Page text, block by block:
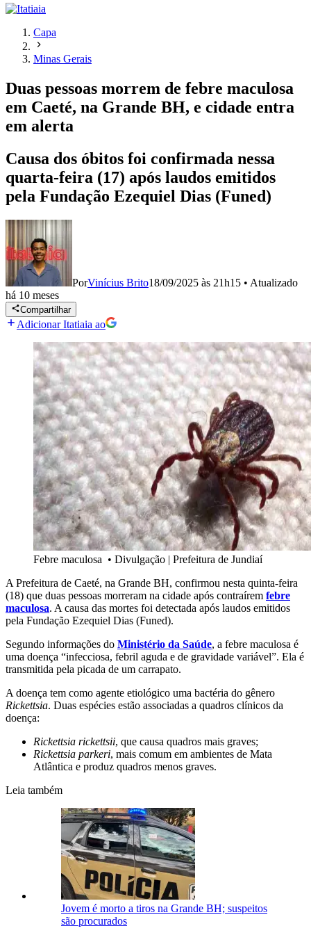
Capa
Minas Gerais
Duas pessoas morrem de febre maculosa
em Caeté, na Grande BH, e cidade entra
em alerta
Causa dos óbitos foi confirmada nessa
quarta-feira (17) após laudos emitidos
pela Fundação Ezequiel Dias (Funed)
PorVinícius Brito18/09/2025 às 21h15 • Atualizado
há 10 meses
Compartilhar
Adicionar Itatiaia ao
Febre maculosa • Divulgação | Prefeitura de Jundiaí
A Prefeitura de Caeté, na Grande BH, confirmou nesta quinta-feira
(18) que duas pessoas morreram na cidade após contraírem febre
maculosa. A causa das mortes foi detectada após laudos emitidos
pela Fundação Ezequiel Dias (Funed).
Segundo informações do Ministério da Saúde, a febre maculosa é
uma doença “infecciosa, febril aguda e de gravidade variável”. Ela é
transmitida pela picada de um carrapato.
A doença tem como agente etiológico uma bactéria do gênero
Rickettsia. Duas espécies estão associadas a quadros clínicos da
doença:
Rickettsia rickettsii, que causa quadros mais graves;
Rickettsia parkeri, mais comum em ambientes de Mata
Atlântica e produz quadros menos graves.
Leia também
Jovem é morto a tiros na Grande BH; suspeitos
são procurados